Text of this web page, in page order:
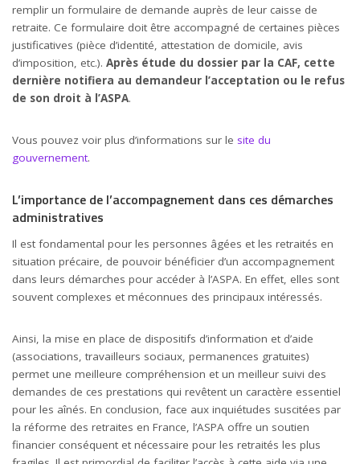
remplir un formulaire de demande auprès de leur caisse de
retraite. Ce formulaire doit être accompagné de certaines pièces
justificatives (pièce d’identité, attestation de domicile, avis
d’imposition, etc.). Après étude du dossier par la CAF, cette
dernière notifiera au demandeur l’acceptation ou le refus
de son droit à l’ASPA.
Vous pouvez voir plus d’informations sur le site du
gouvernement.
L’importance de l’accompagnement dans ces démarches
administratives
Il est fondamental pour les personnes âgées et les retraités en
situation précaire, de pouvoir bénéficier d’un accompagnement
dans leurs démarches pour accéder à l’ASPA. En effet, elles sont
souvent complexes et méconnues des principaux intéressés.
Ainsi, la mise en place de dispositifs d’information et d’aide
(associations, travailleurs sociaux, permanences gratuites)
permet une meilleure compréhension et un meilleur suivi des
demandes de ces prestations qui revêtent un caractère essentiel
pour les aînés. En conclusion, face aux inquiétudes suscitées par
la réforme des retraites en France, l’ASPA offre un soutien
financier conséquent et nécessaire pour les retraités les plus